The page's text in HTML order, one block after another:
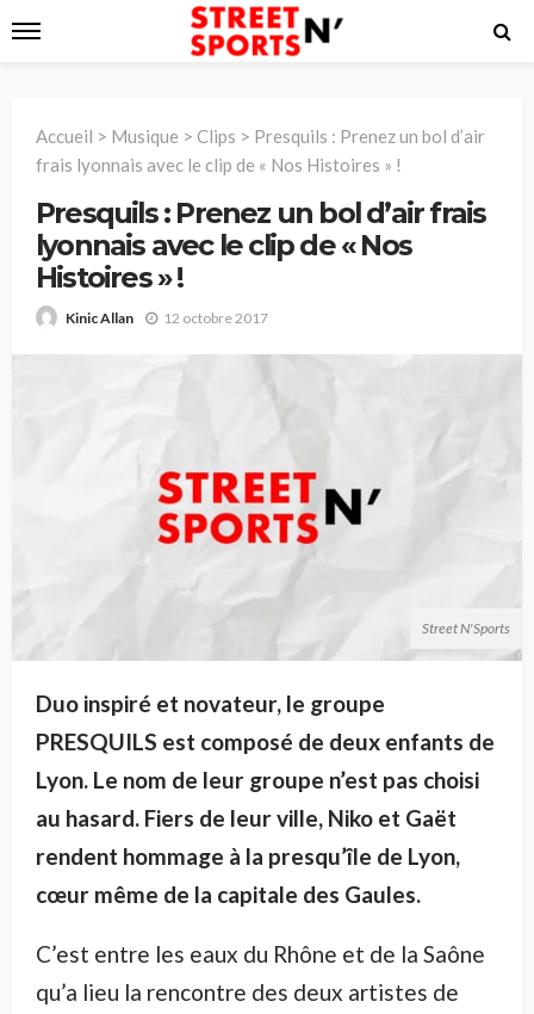
Accueil > Musique > Clips > Presquils : Prenez un bol d’air
frais lyonnais avec le clip de « Nos Histoires » !
Presquils : Prenez un bol d’air frais
lyonnais avec le clip de « Nos
Histoires » !
Kinic Allan 12 octobre 2017
Street N'Sports
Duo inspiré et novateur, le groupe
PRESQUILS est composé de deux enfants de
Lyon. Le nom de leur groupe n’est pas choisi
au hasard. Fiers de leur ville, Niko et Gaët
rendent hommage à la presqu’île de Lyon,
cœur même de la capitale des Gaules.
C’est entre les eaux du Rhône et de la Saône
qu’a lieu la rencontre des deux artistes de